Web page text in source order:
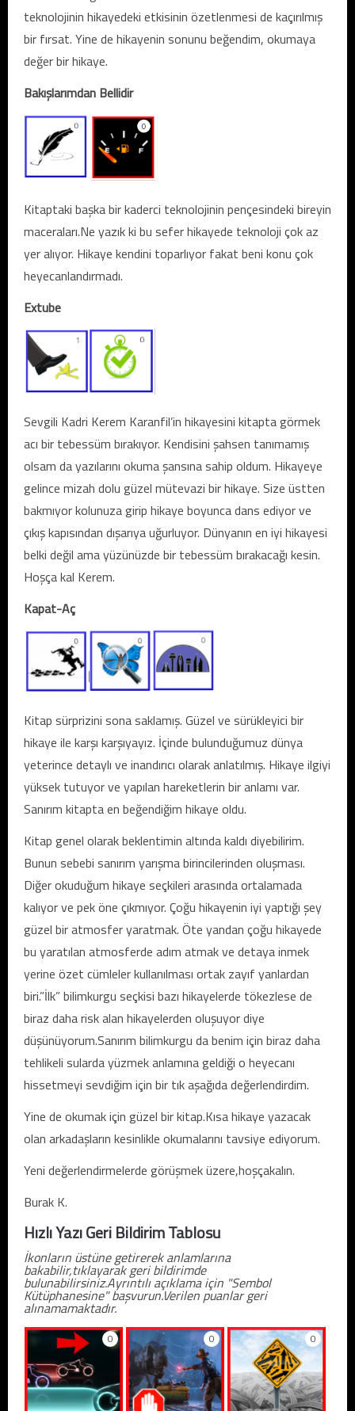
teknolojinin hikayedeki etkisinin özetlenmesi de kaçırılmış
bir fırsat. Yine de hikayenin sonunu beğendim, okumaya
değer bir hikaye.
Bakışlarımdan Bellidir
Kitaptaki başka bir kaderci teknolojinin pençesindeki bireyin
maceraları.Ne yazık ki bu sefer hikayede teknoloji çok az
yer alıyor. Hikaye kendini toparlıyor fakat beni konu çok
heyecanlandırmadı.
Extube
Sevgili Kadri Kerem Karanfil’in hikayesini kitapta görmek
acı bir tebessüm bırakıyor. Kendisini şahsen tanımamış
olsam da yazılarını okuma şansına sahip oldum. Hikayeye
gelince mizah dolu güzel mütevazi bir hikaye. Size üstten
bakmıyor kolunuza girip hikaye boyunca dans ediyor ve
çıkış kapısından dışarıya uğurluyor. Dünyanın en iyi hikayesi
belki değil ama yüzünüzde bir tebessüm bırakacağı kesin.
Hoşça kal Kerem.
Kapat-Aç
Kitap sürprizini sona saklamış. Güzel ve sürükleyici bir
hikaye ile karşı karşıyayız. İçinde bulunduğumuz dünya
yeterince detaylı ve inandırıcı olarak anlatılmış. Hikaye ilgiyi
yüksek tutuyor ve yapılan hareketlerin bir anlamı var.
Sanırım kitapta en beğendiğim hikaye oldu.
Kitap genel olarak beklentimin altında kaldı diyebilirim.
Bunun sebebi sanırım yarışma birincilerinden oluşması.
Diğer okuduğum hikaye seçkileri arasında ortalamada
kalıyor ve pek öne çıkmıyor. Çoğu hikayenin iyi yaptığı şey
güzel bir atmosfer yaratmak. Öte yandan çoğu hikayede
bu yaratılan atmosferde adım atmak ve detaya inmek
yerine özet cümleler kullanılması ortak zayıf yanlardan
biri.”İlk” bilimkurgu seçkisi bazı hikayelerde tökezlese de
biraz daha risk alan hikayelerden oluşuyor diye
düşünüyorum.Sanırım bilimkurgu da benim için biraz daha
tehlikeli sularda yüzmek anlamına geldiği o heyecanı
hissetmeyi sevdiğim için bir tık aşağıda değerlendirdim.
Yine de okumak için güzel bir kitap.Kısa hikaye yazacak
olan arkadaşların kesinlikle okumalarını tavsiye ediyorum.
Yeni değerlendirmelerde görüşmek üzere,hoşçakalın.
Burak K.
Hızlı Yazı Geri Bildirim Tablosu
İkonların üstüne getirerek anlamlarına
bakabilir,tıklayarak geri bildirimde
bulunabilirsiniz.Ayrıntılı açıklama için "Sembol
Kütüphanesine" başvurun.Verilen puanlar geri
alınamamaktadır.
0 0 0